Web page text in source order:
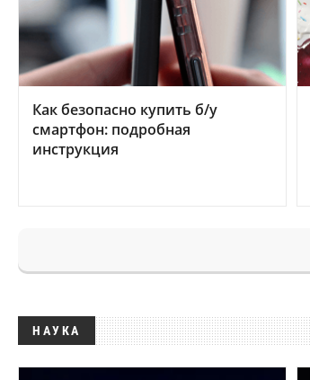
Как безопасно купить б/у
смартфон: подробная
инструкция
НАУКА